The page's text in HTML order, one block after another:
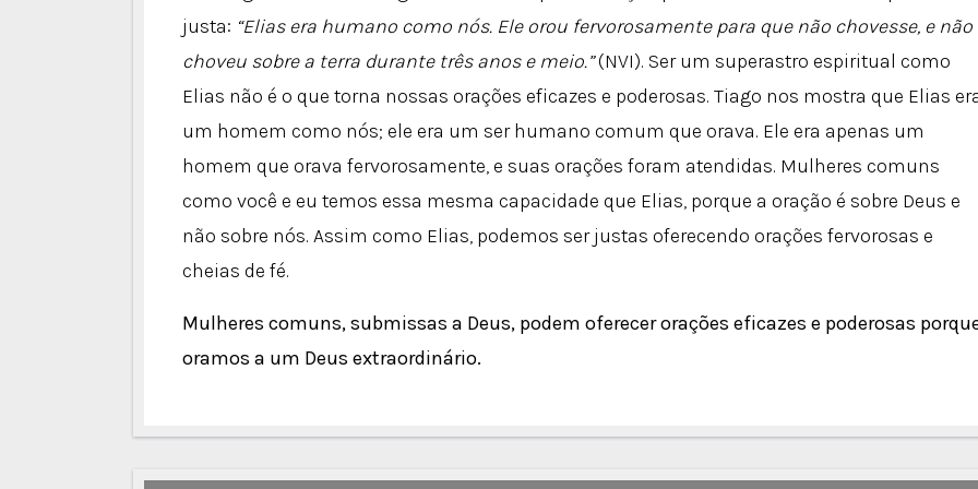
justa: “Elias era humano como nós. Ele orou fervorosamente para que não chovesse, e não
choveu sobre a terra durante três anos e meio.”(NVI). Ser um superastro espiritual como
Elias não é o que torna nossas orações eficazes e poderosas. Tiago nos mostra que Elias
um homem como nós; ele era um ser humano comum que orava. Ele era apenas um
homem que orava fervorosamente, e suas orações foram atendidas. Mulheres comuns
como você e eu temos essa mesma capacidade que Elias, porque a oração é sobre Deus e
não sobre nós. Assim como Elias, podemos ser justas oferecendo orações fervorosas e
cheias de fé.
Mulheres comuns, submissas a Deus, podem oferecer orações eficazes e poderosas
oramos a um Deus extraordinário.